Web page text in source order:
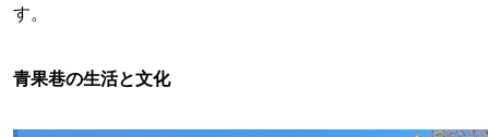
す。
青果巷の生活と文化